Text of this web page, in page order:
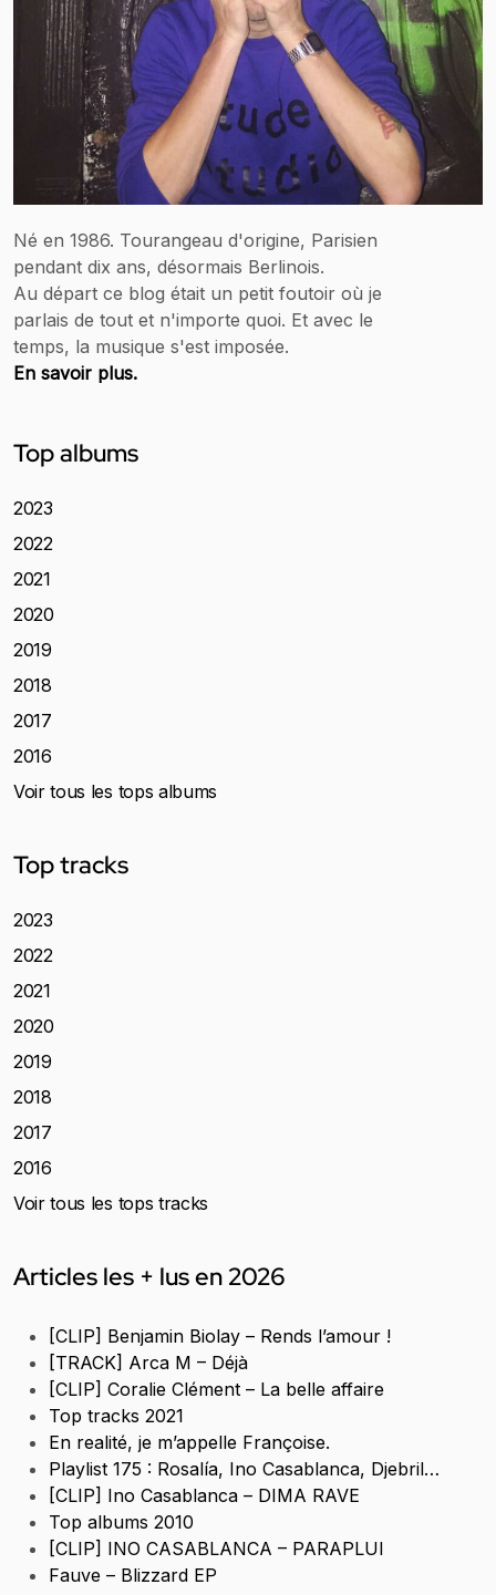
Né en 1986. Tourangeau d'origine, Parisien
pendant dix ans, désormais Berlinois.
Au départ ce blog était un petit foutoir où je
parlais de tout et n'importe quoi. Et avec le
temps, la musique s'est imposée.
En savoir plus.
Top albums
2023
2022
2021
2020
2019
2018
2017
2016
Voir tous les tops albums
Top tracks
2023
2022
2021
2020
2019
2018
2017
2016
Voir tous les tops tracks
Articles les + lus en 2026
[CLIP] Benjamin Biolay – Rends l’amour !
[TRACK] Arca M – Déjà
[CLIP] Coralie Clément – La belle affaire
Top tracks 2021
En realité, je m’appelle Françoise.
Playlist 175 : Rosalía, Ino Casablanca, Djebril…
[CLIP] Ino Casablanca – DIMA RAVE
Top albums 2010
[CLIP] INO CASABLANCA – PARAPLUI
Fauve – Blizzard EP